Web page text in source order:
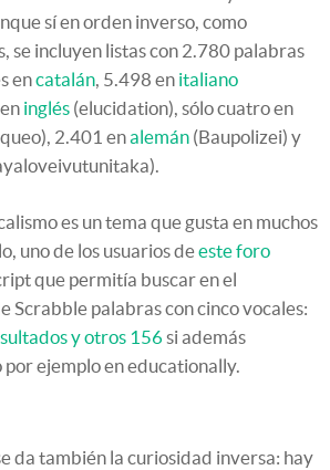
sí en orden inverso, como
se incluyen listas con 2.780 palabras
encatalán, 5.498 en italiano
inglés (elucidation), sólo cuatro en
2.401 enalemán (Baupolizei) y
es un tema que gusta en muchos
uno de los usuarios deeste foro
que permitía buscar en el
Scrabble palabras con cinco vocales:
y otros 156si además
por ejemplo en educationally.
da también la curiosidad inversa: hay